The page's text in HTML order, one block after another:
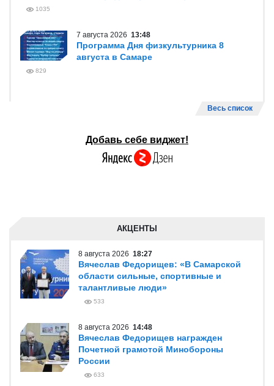
1035
7 августа 2026 13:48
Программа Дня физкультурника 8
августа в Самаре
829
Весь список
Добавь себе виджет!
АКЦЕНТЫ
8 августа 2026 18:27
Вячеслав Федорищев: «В Самарской
области сильные, спортивные и
талантливые люди»
533
8 августа 2026 14:48
Вячеслав Федорищев награжден
Почетной грамотой Минобороны
России
633